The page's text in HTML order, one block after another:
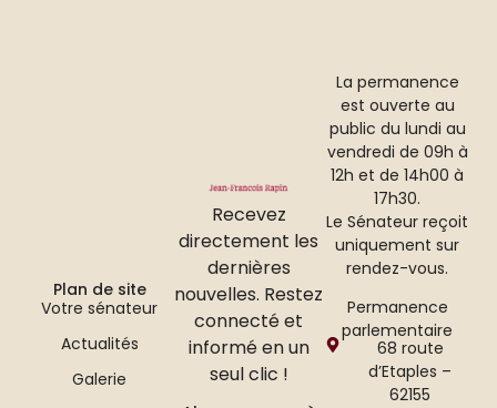
Recevez
directement les
dernières
nouvelles. Restez
connecté et
informé en un
seul clic !
La permanence
est ouverte au
public du lundi au
vendredi de 09h à
12h et de 14h00 à
17h30.
Le Sénateur reçoit
uniquement sur
rendez-vous.
Permanence
parlementaire
68 route
d’Etaples –
62155
Plan de site
Votre sénateur
Actualités
Galerie